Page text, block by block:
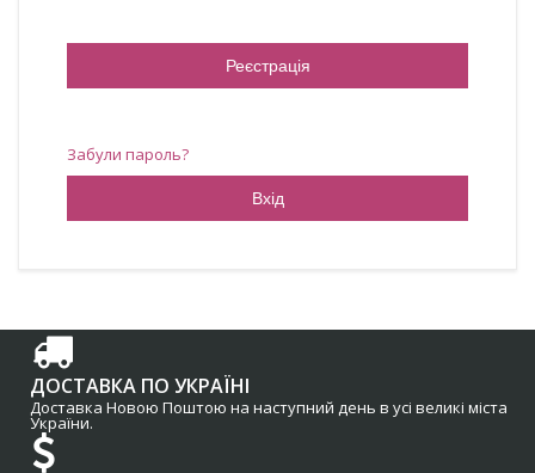
Реєстрація
Забули пароль?
Вхід
ДОСТАВКА ПО УКРАЇНІ
Доставка Новою Поштою на наступний день в усі великі міста
України.